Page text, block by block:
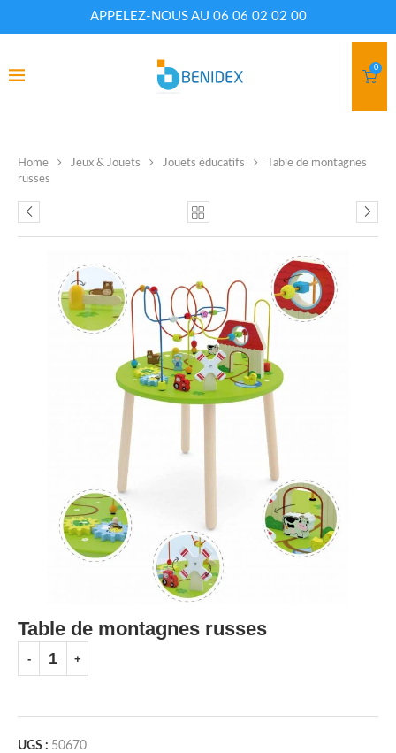
APPELEZ-NOUS AU 06 06 02 02 00
0
Home Jeux & Jouets Jouets éducatifs
Table de montagnes
russes
Table de montagnes russes
UGS : 50670